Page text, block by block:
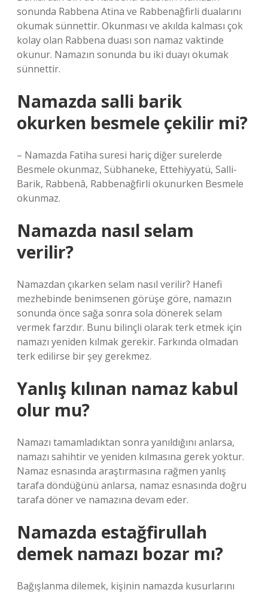
sonunda Rabbena Atina ve Rabbenağfirli dualarını
okumak sünnettir. Okunması ve akılda kalması çok
kolay olan Rabbena duası son namaz vaktinde
okunur. Namazın sonunda bu iki duayı okumak
sünnettir.
Namazda salli barik
okurken besmele çekilir mi?
– Namazda Fatiha suresi hariç diğer surelerde
Besmele okunmaz, Sübhaneke, Ettehiyyatü, Salli-
Barik, Rabbenâ, Rabbenağfirli okunurken Besmele
okunmaz.
Namazda nasıl selam
verilir?
Namazdan çıkarken selam nasıl verilir? Hanefi
mezhebinde benimsenen görüşe göre, namazın
sonunda önce sağa sonra sola dönerek selam
vermek farzdır. Bunu bilinçli olarak terk etmek için
namazı yeniden kılmak gerekir. Farkında olmadan
terk edilirse bir şey gerekmez.
Yanlış kılınan namaz kabul
olur mu?
Namazı tamamladıktan sonra yanıldığını anlarsa,
namazı sahihtir ve yeniden kılmasına gerek yoktur.
Namaz esnasında araştırmasına rağmen yanlış
tarafa döndüğünü anlarsa, namaz esnasında doğru
tarafa döner ve namazına devam eder.
Namazda estağfirullah
demek namazı bozar mı?
Bağışlanma dilemek, kişinin namazda kusurlarını